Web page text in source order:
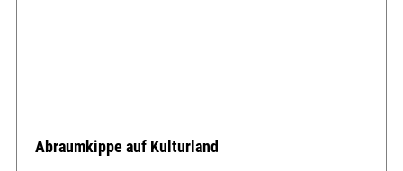
Abraumkippe auf Kulturland